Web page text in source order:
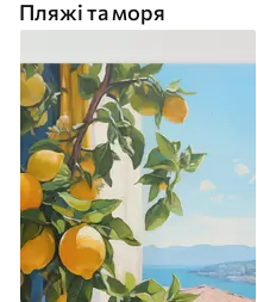
Пляжі та моря